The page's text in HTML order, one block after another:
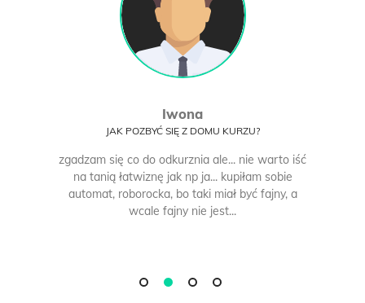
Iwona
JAK POZBYĆ SIĘ Z DOMU KURZU?
zgadzam się co do odkurznia ale... nie warto iść
na tanią łatwiznę jak np ja... kupiłam sobie
automat, roborocka, bo taki miał być fajny, a
wcale fajny nie jest...